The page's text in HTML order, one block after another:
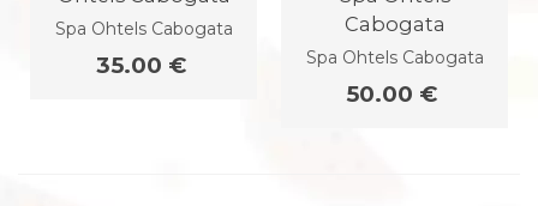
Spa Ohtels Cabogata
35.00 €
Cabogata
Spa Ohtels Cabogata
50.00 €